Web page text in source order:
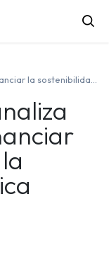
y la eficiencia energética